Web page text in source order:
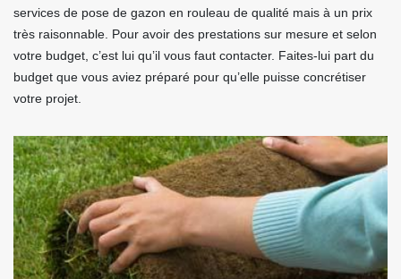
services de pose de gazon en rouleau de qualité mais à un prix
très raisonnable. Pour avoir des prestations sur mesure et selon
votre budget, c’est lui qu’il vous faut contacter. Faites-lui part du
budget que vous aviez préparé pour qu’elle puisse concrétiser
votre projet.